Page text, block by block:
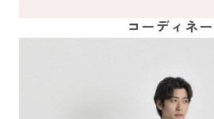
コーディネ